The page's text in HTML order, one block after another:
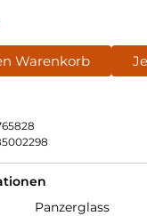
Warenkorb
Panzerglass